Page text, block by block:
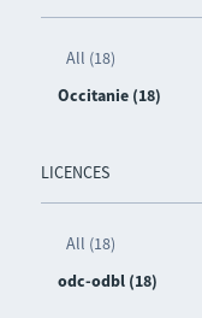
All (18)
Occitanie (18)
LICENCES
All (18)
odc-odbl (18)